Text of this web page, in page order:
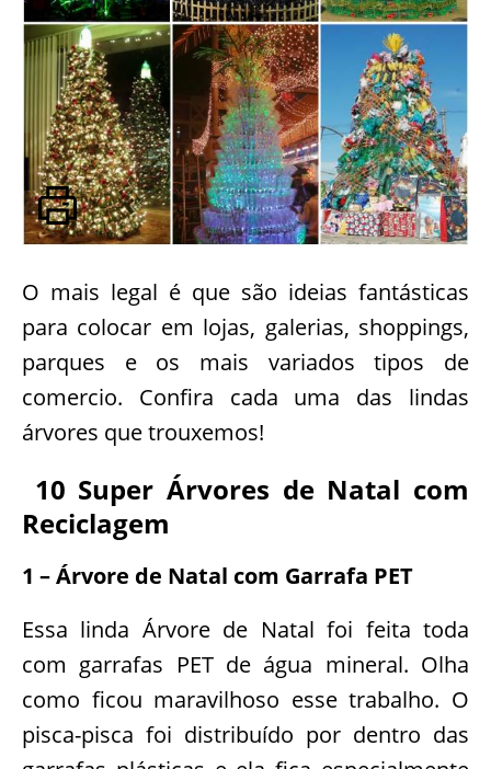
O mais legal é que são ideias fantásticas
para colocar em lojas, galerias, shoppings,
parques e os mais variados tipos de
comercio. Confira cada uma das lindas
árvores que trouxemos!
10 Super Árvores de Natal com
Reciclagem
1 – Árvore de Natal com Garrafa PET
Essa linda Árvore de Natal foi feita toda
com garrafas PET de água mineral. Olha
como ficou maravilhoso esse trabalho. O
pisca-pisca foi distribuído por dentro das